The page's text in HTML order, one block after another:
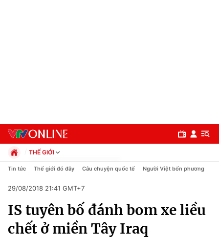
Chuyên mục
Chính trị
THẾ GIỚI
Chính trị
Pháp luật
Kinh tế
Thể thao
Truyền hình
Tin tức Thế giới đó đây Câu chuyện quốc tế Người Việt bốn phương
29/08/2018 21:41 GMT+7
IS tuyên bố đánh bom xe liều
chết ở miền Tây Iraq